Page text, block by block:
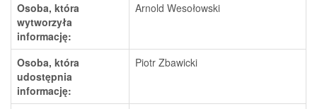
Osoba, która
wytworzyła
informację:
Arnold Wesołowski
Osoba, która
udostępnia
informację:
Piotr Zbawicki